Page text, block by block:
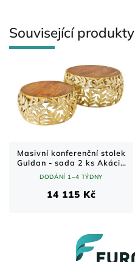
Související produkty
Masivní konferenční stolek
Guldan - sada 2 ks Akácie
70x70 cm
DODÁNÍ 1–4 TÝDNY
14 115 Kč